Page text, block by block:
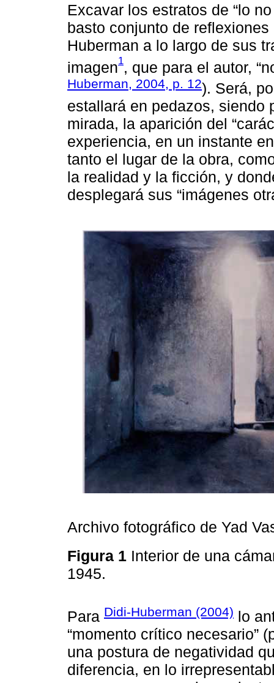
Excavar los estratos de “lo
basto conjunto de
Huberman a lo largo de sus
imagen1, que para el autor,
Huberman, 2004, p. 12). Será,
estallará en pedazos, siendo
mirada, la aparición del
experiencia, en un instante
tanto el lugar de la obra,
la realidad y la ficción, y
desplegará sus “imágenes
Archivo fotográfico de Yad
Figura 1 Interior de una
1945.
Para Didi-Huberman (2004) lo
“momento crítico necesario”
una postura de negatividad
diferencia, en lo